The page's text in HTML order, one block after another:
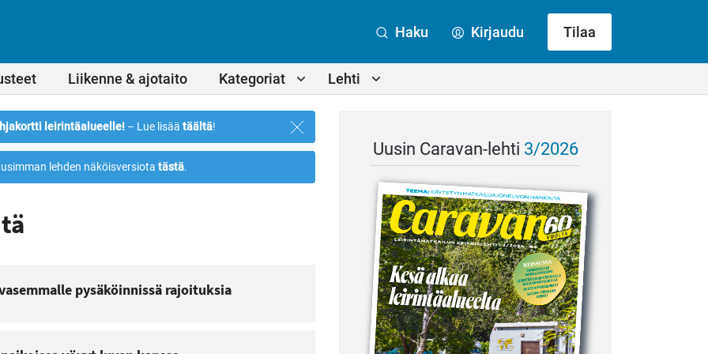
Liikenne & ajotaito Kategoriat Lehti
Haku Kirjaudu Tilaa
leirintäalueelle! – Lue lisää täältä!
Sulje
ilmoitus
lehden näköisversiota tästä.
pysäköinnissä rajoituksia
Uusin Caravan-lehti 3/2026